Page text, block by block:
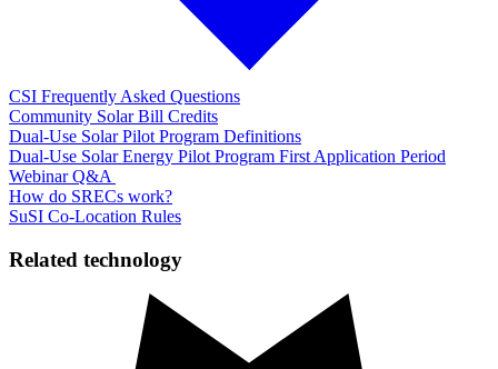
CSI Frequently Asked Questions​​​​‌ ‍ ​‍​‍‌‍ ‌ ​‍‌‍‍‌‌‍‌ ‌‍‍‌‌‍ ‍​‍​‍​ ‍‍​‍​‍‌ ​ ‌‍​‌‌‍ ‍‌‍‍‌‌ ‌​‌ ‍‌​‍ ‍‌‍‍‌‌‍ ​‍​‍​‍ ​​‍​‍‌‍‍​‌ ​‍‌‍‌‌‌‍‌‍​‍​‍​ ‍‍​‍​‍‌‍‍​‌ ‌​‌ ‌​‌ ​​​ ‍‍​‍ ​‍ ‌‍ ​‌‍ ‌‍​ ‌‍​‌‌‍ ​‌‍‍​‌‍ ‌ ​ ‌ ‌​​ ‍‍​ ​ ​ ​ ​ ​ ​ ​ ​‍ ‌‍‍‌‌‍ ‍‌ ‌​‌‍‌‌‌‍ ‍‌ ‌​​‍ ‌‍‌‌‌‍‌​‌‍‍‌‌ ‌​​‍ ‌‍ ‌‌‍ ‌‍‌​‌‍‌‌​ ‌‌ ​​‌ ​‍‌‍‌‌‌ ​ ‌‍‌‌‌‍ ‍‌ ‌​‌‍​‌‌ ‌​‌‍‍‌‌‍ ‌‍ ‍​ ‍ ‌‍‍‌‌‍‌​​ ‌​ ​​​ ‌‌​ ‌ ‌‍​‍​ ‌‍‌‍‌‌​ ‌‌‌‍​‌​‍ ‌‌‍‌​​ ‌‌​ ‍​‌‍​‌​‍ ‌​ ‌​​ ‌​​ ‍‌​ ​‍​‍ ‌​ ‍‌‌‍​‍​ ​‌​ ​ ​‍ ‌​ ​​​ ‌​​ ‌​‌‍‌​​ ‌‍​ ‌ ‌‍​ ‌‍‌​​ ‌‍​ ‌​​ ​ ​ ​​​ ‍ ‌ ‌​‌ ‍‌‌ ​​‌‍‌‌​ ‌‌‍‍​‌‍‌‌‌‍ ​‌ ​​‌‌‌​‌‍ ‌ ​​‌‍‍‌‌‍​ ​ ‍ ‌ ​​‌‍​‌‌ ‌​‌‍‍​​ ‌‌ ‌​‌‍‍‌‌ ‌​‌‍ ​‌‍‌‌​ ‌‍​‍‌‍​‌‌ ​ ‌‍‌‌‌‌‌‌‌ ​‍‌‍ ​​ ‌‌‍‍​‌ ‌​‌ ‌​‌ ​​​‍‌‌​ ​ ‌​​‌​‍‌‌​ ​‍‌​‌‍​‍‌‌​ ​‍‌​‌‍‌‍ ​‌‍ ‌‍​ ‌‍​‌‌‍ ​‌‍‍​‌‍ ‌ ​ ‌ ‌​​‍‌‌​ ​ ‌​​‌​ ​ ​ ​ ​ ​ ​ ​ ​‍‌‍‌‍‍‌‌‍‌​​ ‌​ ​​​ ‌‌​ ‌ ‌‍​‍​ ‌‍‌‍‌‌​ ‌‌‌‍​‌​‍ ‌‌‍‌​​ ‌‌​ ‍​‌‍​‌​‍ ‌​ ‌​​ ‌​​ ‍‌​ ​‍​‍ ‌​ ‍‌‌‍​‍​ ​‌​ ​ ​‍ ‌​ ​​​ ‌​​ ‌​‌‍‌​​ ‌‍​ ‌ ‌‍​ ‌‍‌​​ ‌‍​ ‌​​ ​ ​ ​​​‍‌‍‌ ‌​‌ ‍‌‌ ​​‌‍‌‌​ ‌‌‍‍​‌‍‌‌‌‍ ​‌ ​​‌‌‌​‌‍ ‌ ​​‌‍‍‌‌‍​ ​‍‌‍‌ ​​‌‍​‌‌ ‌​‌‍‍​​ ‌‌ ‌​‌‍‍‌‌ ‌​‌‍ ​‌‍‌‌​‍‌‍‌ ​​‌‍‌‌‌ ​‍‌ ​ ‌ ​​‌‍‌‌‌‍​ ‌ ‌​‌‍‍‌‌ ‌‍‌‍‌‌​ ‌‌ ​​‌ ‌‌‌‍​‍‌‍ ​‌‍‍‌‌ ​ ‌‍‍​‌‍‌‌‌‍‌​​‍​‍‌ ‌
Community Solar Bill Credits​​​​‌ ‍ ​‍​‍‌‍ ‌ ​‍‌‍‍‌‌‍‌ ‌‍‍‌‌‍ ‍​‍​‍​ ‍‍​‍​‍‌ ​ ‌‍​‌‌‍ ‍‌‍‍‌‌ ‌​‌ ‍‌​‍ ‍‌‍‍‌‌‍ ​‍​‍​‍ ​​‍​‍‌‍‍​‌ ​‍‌‍‌‌‌‍‌‍​‍​‍​ ‍‍​‍​‍‌‍‍​‌ ‌​‌ ‌​‌ ​​​ ‍‍​‍ ​‍ ‌‍ ​‌‍ ‌‍​ ‌‍​‌‌‍ ​‌‍‍​‌‍ ‌ ​ ‌ ‌​​ ‍‍​ ​ ​ ​ ​ ​ ​ ​ ​‍ ‌‍‍‌‌‍ ‍‌ ‌​‌‍‌‌‌‍ ‍‌ ‌​​‍ ‌‍‌‌‌‍‌​‌‍‍‌‌ ‌​​‍ ‌‍ ‌‌‍ ‌‍‌​‌‍‌‌​ ‌‌ ​​‌ ​‍‌‍‌‌‌ ​ ‌‍‌‌‌‍ ‍‌ ‌​‌‍​‌‌ ‌​‌‍‍‌‌‍ ‌‍ ‍​ ‍ ‌‍‍‌‌‍‌​​ ‌​ ​​​ ‌‍‌‍​‍​ ‌‌‌‍​‌​ ​‍​ ‍‌‌‍​‍​‍ ‌​ ‌ ‌‍‌‌​ ​ ‌‍​‍​‍ ‌​ ‌​​ ‌‍​ ‌ ‌‍​ ​‍ ‌‌‍​‍‌‍​ ​ ‍‌​ ‍​​‍ ‌‌‍‌‍​ ‌‌​ ​​​ ​ ‌‍​‍​ ​​‌‍​‌​ ​‍​ ‌‍‌‍‌​​ ​ ‌‍​‌​ ‍ ‌ ‌​‌ ‍‌‌ ​​‌‍‌‌​ ‌‌‍‍​‌‍‌‌‌‍ ​‌ ​​‌‌‌​‌‍ ‌ ​​‌‍‍‌‌‍​ ​ ‍ ‌ ​​‌‍​‌‌ ‌​‌‍‍​​ ‌‌ ‌​‌‍‍‌‌ ‌​‌‍ ​‌‍‌‌​ ‌‍​‍‌‍​‌‌ ​ ‌‍‌‌‌‌‌‌‌ ​‍‌‍ ​​ ‌‌‍‍​‌ ‌​‌ ‌​‌ ​​​‍‌‌​ ​ ‌​​‌​‍‌‌​ ​‍‌​‌‍​‍‌‌​ ​‍‌​‌‍‌‍ ​‌‍ ‌‍​ ‌‍​‌‌‍ ​‌‍‍​‌‍ ‌ ​ ‌ ‌​​‍‌‌​ ​ ‌​​‌​ ​ ​ ​ ​ ​ ​ ​ ​‍‌‍‌‍‍‌‌‍‌​​ ‌​ ​​​ ‌‍‌‍​‍​ ‌‌‌‍​‌​ ​‍​ ‍‌‌‍​‍​‍ ‌​ ‌ ‌‍‌‌​ ​ ‌‍​‍​‍ ‌​ ‌​​ ‌‍​ ‌ ‌‍​ ​‍ ‌‌‍​‍‌‍​ ​ ‍‌​ ‍​​‍ ‌‌‍‌‍​ ‌‌​ ​​​ ​ ‌‍​‍​ ​​‌‍​‌​ ​‍​ ‌‍‌‍‌​​ ​ ‌‍​‌​‍‌‍‌ ‌​‌ ‍‌‌ ​​‌‍‌‌​ ‌‌‍‍​‌‍‌‌‌‍ ​‌ ​​‌‌‌​‌‍ ‌ ​​‌‍‍‌‌‍​ ​‍‌‍‌ ​​‌‍​‌‌ ‌​‌‍‍​​ ‌‌ ‌​‌‍‍‌‌ ‌​‌‍ ​‌‍‌‌​‍‌‍‌ ​​‌‍‌‌‌ ​‍‌ ​ ‌ ​​‌‍‌‌‌‍​ ‌ ‌​‌‍‍‌‌ ‌‍‌‍‌‌​ ‌‌ ​​‌ ‌‌‌‍​‍‌‍ ​‌‍‍‌‌ ​ ‌‍‍​‌‍‌‌‌‍‌​​‍​‍‌ ‌
Dual-Use Solar Pilot Program Definitions​​​​‌ ‍ ​‍​‍‌‍ ‌ ​‍‌‍‍‌‌‍‌ ‌‍‍‌‌‍ ‍​‍​‍​ ‍‍​‍​‍‌ ​ ‌‍​‌‌‍ ‍‌‍‍‌‌ ‌​‌ ‍‌​‍ ‍‌‍‍‌‌‍ ​‍​‍​‍ ​​‍​‍‌‍‍​‌ ​‍‌‍‌‌‌‍‌‍​‍​‍​ ‍‍​‍​‍‌‍‍​‌ ‌​‌ ‌​‌ ​​​ ‍‍​‍ ​‍ ‌‍ ​‌‍ ‌‍​ ‌‍​‌‌‍ ​‌‍‍​‌‍ ‌ ​ ‌ ‌​​ ‍‍​ ​ ​ ​ ​ ​ ​ ​ ​‍ ‌‍‍‌‌‍ ‍‌ ‌​‌‍‌‌‌‍ ‍‌ ‌​​‍ ‌‍‌‌‌‍‌​‌‍‍‌‌ ‌​​‍ ‌‍ ‌‌‍ ‌‍‌​‌‍‌‌​ ‌‌ ​​‌ ​‍‌‍‌‌‌ ​ ‌‍‌‌‌‍ ‍‌ ‌​‌‍​‌‌ ‌​‌‍‍‌‌‍ ‌‍ ‍​ ‍ ‌‍‍‌‌‍‌​​ ‌​ ​​‌‍​‍​ ​ ​ ‍​​ ‌‌​ ‌‌​ ​ ​ ‌​​‍ ‌‌‍​‍‌‍‌‌‌‍​‌‌‍‌‍​‍ ‌​ ‌​​ ​​​ ‌‌‌‍​ ​‍ ‌​ ‍‌​ ‌‍‌‍​ ​ ‌​​‍ ‌​ ‌ ​ ​​‌‍‌‌​ ​‍‌‍‌​‌‍‌‍‌‍‌‌​ ‌‍​ ‍​‌‍‌‍​ ‌‌​ ​ ​ ‍ ‌ ‌​‌ ‍‌‌ ​​‌‍‌‌​ ‌‌‍‍​‌‍‌‌‌‍ ​‌ ​​‌‌‌​‌‍ ‌ ​​‌‍‍‌‌‍​ ​ ‍ ‌ ​​‌‍​‌‌ ‌​‌‍‍​​ ‌‌ ‌​‌‍‍‌‌ ‌​‌‍ ​‌‍‌‌​ ‌‍​‍‌‍​‌‌ ​ ‌‍‌‌‌‌‌‌‌ ​‍‌‍ ​​ ‌‌‍‍​‌ ‌​‌ ‌​‌ ​​​‍‌‌​ ​ ‌​​‌​‍‌‌​ ​‍‌​‌‍​‍‌‌​ ​‍‌​‌‍‌‍ ​‌‍ ‌‍​ ‌‍​‌‌‍ ​‌‍‍​‌‍ ‌ ​ ‌ ‌​​‍‌‌​ ​ ‌​​‌​ ​ ​ ​ ​ ​ ​ ​ ​‍‌‍‌‍‍‌‌‍‌​​ ‌​ ​​‌‍​‍​ ​ ​ ‍​​ ‌‌​ ‌‌​ ​ ​ ‌​​‍ ‌‌‍​‍‌‍‌‌‌‍​‌‌‍‌‍​‍ ‌​ ‌​​ ​​​ ‌‌‌‍​ ​‍ ‌​ ‍‌​ ‌‍‌‍​ ​ ‌​​‍ ‌​ ‌ ​ ​​‌‍‌‌​ ​‍‌‍‌​‌‍‌‍‌‍‌‌​ ‌‍​ ‍​‌‍‌‍​ ‌‌​ ​ ​‍‌‍‌ ‌​‌ ‍‌‌ ​​‌‍‌‌​ ‌‌‍‍​‌‍‌‌‌‍ ​‌ ​​‌‌‌​‌‍ ‌ ​​‌‍‍‌‌‍​ ​‍‌‍‌ ​​‌‍​‌‌ ‌​‌‍‍​​ ‌‌ ‌​‌‍‍‌‌ ‌​‌‍ ​‌‍‌‌​‍‌‍‌ ​​‌‍‌‌‌ ​‍‌ ​ ‌ ​​‌‍‌‌‌‍​ ‌ ‌​‌‍‍‌‌ ‌‍‌‍‌‌​ ‌‌ ​​‌ ‌‌‌‍​‍‌‍ ​‌‍‍‌‌ ​ ‌‍‍​‌‍‌‌‌‍‌​​‍​‍‌ ‌
Dual-Use Solar Energy Pilot Program First Application Period
Webinar Q&A ​​​​‌ ‍ ​‍​‍‌‍ ‌ ​‍‌‍‍‌‌‍‌ ‌‍‍‌‌‍ ‍​‍​‍​ ‍‍​‍​‍‌ ​ ‌‍​‌‌‍ ‍‌‍‍‌‌ ‌​‌ ‍‌​‍ ‍‌‍‍‌‌‍ ​‍​‍​‍ ​​‍​‍‌‍‍​‌ ​‍‌‍‌‌‌‍‌‍​‍​‍​ ‍‍​‍​‍‌‍‍​‌ ‌​‌ ‌​‌ ​​​ ‍‍​‍ ​‍ ‌‍ ​‌‍ ‌‍​ ‌‍​‌‌‍ ​‌‍‍​‌‍ ‌ ​ ‌ ‌​​ ‍‍​ ​ ​ ​ ​ ​ ​ ​ ​‍ ‌‍‍‌‌‍ ‍‌ ‌​‌‍‌‌‌‍ ‍‌ ‌​​‍ ‌‍‌‌‌‍‌​‌‍‍‌‌ ‌​​‍ ‌‍ ‌‌‍ ‌‍‌​‌‍‌‌​ ‌‌ ​​‌ ​‍‌‍‌‌‌ ​ ‌‍‌‌‌‍ ‍‌ ‌​‌‍​‌‌ ‌​‌‍‍‌‌‍ ‌‍ ‍​ ‍ ‌‍‍‌‌‍‌​​ ‌​ ​‌​ ‌‌​ ‌‍​ ​​​ ​​​ ‌​‌‍‌​‌‍​‍​‍ ‌‌‍‌‍‌‍​ ‌‍​‌‌‍‌‍​‍ ‌​ ‌​​ ​‍‌‍​ ​ ‌‍​‍ ‌​ ‍​​ ‌ ​ ​‌​ ​ ​‍ ‌‌‍​‍​ ​‌‌‍​ ​ ‌​‌‍​‌​ ‌‍​ ‍​​ ​​‌‍​‍‌‍‌​​ ‍‌‌‍​‍​ ‍ ‌ ‌​‌ ‍‌‌ ​​‌‍‌‌​ ‌‌‍‍​‌‍‌‌‌‍ ​‌ ​​‌‌‌​‌‍ ‌ ​​‌‍‍‌‌‍​ ​ ‍ ‌ ​​‌‍​‌‌ ‌​‌‍‍​​ ‌‌ ‌​‌‍‍‌‌ ‌​‌‍ ​‌‍‌‌​ ‌‍​‍‌‍​‌‌ ​ ‌‍‌‌‌‌‌‌‌ ​‍‌‍ ​​ ‌‌‍‍​‌ ‌​‌ ‌​‌ ​​​‍‌‌​ ​ ‌​​‌​‍‌‌​ ​‍‌​‌‍​‍‌‌​ ​‍‌​‌‍‌‍ ​‌‍ ‌‍​ ‌‍​‌‌‍ ​‌‍‍​‌‍ ‌ ​ ‌ ‌​​‍‌‌​ ​ ‌​​‌​ ​ ​ ​ ​ ​ ​ ​ ​‍‌‍‌‍‍‌‌‍‌​​ ‌​ ​‌​ ‌‌​ ‌‍​ ​​​ ​​​ ‌​‌‍‌​‌‍​‍​‍ ‌‌‍‌‍‌‍​ ‌‍​‌‌‍‌‍​‍ ‌​ ‌​​ ​‍‌‍​ ​ ‌‍​‍ ‌​ ‍​​ ‌ ​ ​‌​ ​ ​‍ ‌‌‍​‍​ ​‌‌‍​ ​ ‌​‌‍​‌​ ‌‍​ ‍​​ ​​‌‍​‍‌‍‌​​ ‍‌‌‍​‍​‍‌‍‌ ‌​‌ ‍‌‌ ​​‌‍‌‌​ ‌‌‍‍​‌‍‌‌‌‍ ​‌ ​​‌‌‌​‌‍ ‌ ​​‌‍‍‌‌‍​ ​‍‌‍‌ ​​‌‍​‌‌ ‌​‌‍‍​​ ‌‌ ‌​‌‍‍‌‌ ‌​‌‍ ​‌‍‌‌​‍‌‍‌ ​​‌‍‌‌‌ ​‍‌ ​ ‌ ​​‌‍‌‌‌‍​ ‌ ‌​‌‍‍‌‌ ‌‍‌‍‌‌​ ‌‌ ​​‌ ‌‌‌‍​‍‌‍ ​‌‍‍‌‌ ​ ‌‍‍​‌‍‌‌‌‍‌​​‍​‍‌ ‌
How do SRECs work?​​​​‌ ‍ ​‍​‍‌‍ ‌ ​‍‌‍‍‌‌‍‌ ‌‍‍‌‌‍ ‍​‍​‍​ ‍‍​‍​‍‌ ​ ‌‍​‌‌‍ ‍‌‍‍‌‌ ‌​‌ ‍‌​‍ ‍‌‍‍‌‌‍ ​‍​‍​‍ ​​‍​‍‌‍‍​‌ ​‍‌‍‌‌‌‍‌‍​‍​‍​ ‍‍​‍​‍‌‍‍​‌ ‌​‌ ‌​‌ ​​​ ‍‍​‍ ​‍ ‌‍ ​‌‍ ‌‍​ ‌‍​‌‌‍ ​‌‍‍​‌‍ ‌ ​ ‌ ‌​​ ‍‍​ ​ ​ ​ ​ ​ ​ ​ ​‍ ‌‍‍‌‌‍ ‍‌ ‌​‌‍‌‌‌‍ ‍‌ ‌​​‍ ‌‍‌‌‌‍‌​‌‍‍‌‌ ‌​​‍ ‌‍ ‌‌‍ ‌‍‌​‌‍‌‌​ ‌‌ ​​‌ ​‍‌‍‌‌‌ ​ ‌‍‌‌‌‍ ‍‌ ‌​‌‍​‌‌ ‌​‌‍‍‌‌‍ ‌‍ ‍​ ‍ ‌‍‍‌‌‍‌​​ ‌​ ​‌​ ‌ ‌‍‌‍‌‍​ ‌‍​‍​ ‌‍‌‍‌‌​ ​ ​‍ ‌​ ‌​​ ​‍​ ‍​​ ‍‌​‍ ‌​ ‌​​ ‌‍​ ‌‌‌‍​ ​‍ ‌​ ‍‌‌‍​‌​ ‌​​ ​​​‍ ‌​ ​​​ ‍​​ ​‌​ ‌‌‌‍‌‍​ ‍‌‌‍​‍​ ‌ ​ ​​‌‍‌​‌‍‌‌​ ‍‌​ ‍ ‌ ‌​‌ ‍‌‌ ​​‌‍‌‌​ ‌‌‍‍​‌‍‌‌‌‍ ​‌ ​​‌‌‌​‌‍ ‌ ​​‌‍‍‌‌‍​ ​ ‍ ‌ ​​‌‍​‌‌ ‌​‌‍‍​​ ‌‌ ‌​‌‍‍‌‌ ‌​‌‍ ​‌‍‌‌​ ‌‍​‍‌‍​‌‌ ​ ‌‍‌‌‌‌‌‌‌ ​‍‌‍ ​​ ‌‌‍‍​‌ ‌​‌ ‌​‌ ​​​‍‌‌​ ​ ‌​​‌​‍‌‌​ ​‍‌​‌‍​‍‌‌​ ​‍‌​‌‍‌‍ ​‌‍ ‌‍​ ‌‍​‌‌‍ ​‌‍‍​‌‍ ‌ ​ ‌ ‌​​‍‌‌​ ​ ‌​​‌​ ​ ​ ​ ​ ​ ​ ​ ​‍‌‍‌‍‍‌‌‍‌​​ ‌​ ​‌​ ‌ ‌‍‌‍‌‍​ ‌‍​‍​ ‌‍‌‍‌‌​ ​ ​‍ ‌​ ‌​​ ​‍​ ‍​​ ‍‌​‍ ‌​ ‌​​ ‌‍​ ‌‌‌‍​ ​‍ ‌​ ‍‌‌‍​‌​ ‌​​ ​​​‍ ‌​ ​​​ ‍​​ ​‌​ ‌‌‌‍‌‍​ ‍‌‌‍​‍​ ‌ ​ ​​‌‍‌​‌‍‌‌​ ‍‌​‍‌‍‌ ‌​‌ ‍‌‌ ​​‌‍‌‌​ ‌‌‍‍​‌‍‌‌‌‍ ​‌ ​​‌‌‌​‌‍ ‌ ​​‌‍‍‌‌‍​ ​‍‌‍‌ ​​‌‍​‌‌ ‌​‌‍‍​​ ‌‌ ‌​‌‍‍‌‌ ‌​‌‍ ​‌‍‌‌​‍‌‍‌ ​​‌‍‌‌‌ ​‍‌ ​ ‌ ​​‌‍‌‌‌‍​ ‌ ‌​‌‍‍‌‌ ‌‍‌‍‌‌​ ‌‌ ​​‌ ‌‌‌‍​‍‌‍ ​‌‍‍‌‌ ​ ‌‍‍​‌‍‌‌‌‍‌​​‍​‍‌ ‌
SuSI Co-Location Rules​​​​‌ ‍ ​‍​‍‌‍ ‌ ​‍‌‍‍‌‌‍‌ ‌‍‍‌‌‍ ‍​‍​‍​ ‍‍​‍​‍‌ ​ ‌‍​‌‌‍ ‍‌‍‍‌‌ ‌​‌ ‍‌​‍ ‍‌‍‍‌‌‍ ​‍​‍​‍ ​​‍​‍‌‍‍​‌ ​‍‌‍‌‌‌‍‌‍​‍​‍​ ‍‍​‍​‍‌‍‍​‌ ‌​‌ ‌​‌ ​​​ ‍‍​‍ ​‍ ‌‍ ​‌‍ ‌‍​ ‌‍​‌‌‍ ​‌‍‍​‌‍ ‌ ​ ‌ ‌​​ ‍‍​ ​ ​ ​ ​ ​ ​ ​ ​‍ ‌‍‍‌‌‍ ‍‌ ‌​‌‍‌‌‌‍ ‍‌ ‌​​‍ ‌‍‌‌‌‍‌​‌‍‍‌‌ ‌​​‍ ‌‍ ‌‌‍ ‌‍‌​‌‍‌‌​ ‌‌ ​​‌ ​‍‌‍‌‌‌ ​ ‌‍‌‌‌‍ ‍‌ ‌​‌‍​‌‌ ‌​‌‍‍‌‌‍ ‌‍ ‍​ ‍ ‌‍‍‌‌‍‌​​ ‌​ ​‌‌‍‌​‌‍​ ​ ​‌​ ​ ​ ​‍​ ​ ‌‍‌‍​‍ ‌‌‍​ ​ ‍​​ ​​‌‍​ ​‍ ‌​ ‌​​ ​‍‌‍​ ​ ‌​​‍ ‌​ ‍​‌‍‌‌‌‍​ ​ ‍​​‍ ‌‌‍​‌‌‍‌‌‌‍​‌​ ‌‍​ ​‌​ ‌‍​ ‌ ​ ​‌​ ‌‌​ ‌‌​ ​ ​ ‌‌​ ‍ ‌ ‌​‌ ‍‌‌ ​​‌‍‌‌​ ‌‌‍‍​‌‍‌‌‌‍ ​‌ ​​‌‌‌​‌‍ ‌ ​​‌‍‍‌‌‍​ ​ ‍ ‌ ​​‌‍​‌‌ ‌​‌‍‍​​ ‌‌ ‌​‌‍‍‌‌ ‌​‌‍ ​‌‍‌‌​ ‌‍​‍‌‍​‌‌ ​ ‌‍‌‌‌‌‌‌‌ ​‍‌‍ ​​ ‌‌‍‍​‌ ‌​‌ ‌​‌ ​​​‍‌‌​ ​ ‌​​‌​‍‌‌​ ​‍‌​‌‍​‍‌‌​ ​‍‌​‌‍‌‍ ​‌‍ ‌‍​ ‌‍​‌‌‍ ​‌‍‍​‌‍ ‌ ​ ‌ ‌​​‍‌‌​ ​ ‌​​‌​ ​ ​ ​ ​ ​ ​ ​ ​‍‌‍‌‍‍‌‌‍‌​​ ‌​ ​‌‌‍‌​‌‍​ ​ ​‌​ ​ ​ ​‍​ ​ ‌‍‌‍​‍ ‌‌‍​ ​ ‍​​ ​​‌‍​ ​‍ ‌​ ‌​​ ​‍‌‍​ ​ ‌​​‍ ‌​ ‍​‌‍‌‌‌‍​ ​ ‍​​‍ ‌‌‍​‌‌‍‌‌‌‍​‌​ ‌‍​ ​‌​ ‌‍​ ‌ ​ ​‌​ ‌‌​ ‌‌​ ​ ​ ‌‌​‍‌‍‌ ‌​‌ ‍‌‌ ​​‌‍‌‌​ ‌‌‍‍​‌‍‌‌‌‍ ​‌ ​​‌‌‌​‌‍ ‌ ​​‌‍‍‌‌‍​ ​‍‌‍‌ ​​‌‍​‌‌ ‌​‌‍‍​​ ‌‌ ‌​‌‍‍‌‌ ‌​‌‍ ​‌‍‌‌​‍‌‍‌ ​​‌‍‌‌‌ ​‍‌ ​ ‌ ​​‌‍‌‌‌‍​ ‌ ‌​‌‍‍‌‌ ‌‍‌‍‌‌​ ‌‌ ​​‌ ‌‌‌‍​‍‌‍ ​‌‍‍‌‌ ​ ‌‍‍​‌‍‌‌‌‍‌​​‍​‍‌ ‌
Related technology